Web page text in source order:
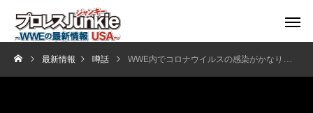
最新情報 噂話 WWE内でコロナウイルスの感染がかなり拡大している？